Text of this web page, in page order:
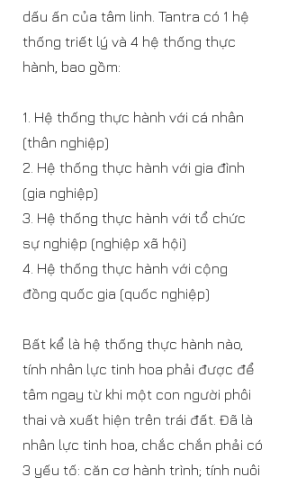
dấu ấn của tâm linh. Tantra có 1 hệ
thống triết lý và 4 hệ thống thực
hành, bao gồm:
1. Hệ thống thực hành với cá nhân
(thân nghiệp)
2. Hệ thống thực hành với gia đình
(gia nghiệp)
3. Hệ thống thực hành với tổ chức
sự nghiệp (nghiệp xã hội)
4. Hệ thống thực hành với cộng
đồng quốc gia (quốc nghiệp)
Bất kể là hệ thống thực hành nào,
tính nhân lực tinh hoa phải được để
tâm ngay từ khi một con người phôi
thai và xuất hiện trên trái đất. Đã là
nhân lực tinh hoa, chắc chắn phải có
3 yếu tố: căn cơ hành trình; tính nuôi